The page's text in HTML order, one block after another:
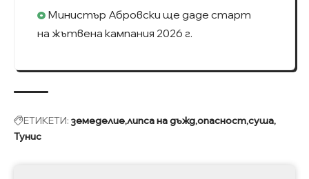
Министър Абровски ще даде старт
на жътвена кампания 2026 г.
ЕТИКЕТИ: земеделиелипса на дъждопасностсуша
Тунис